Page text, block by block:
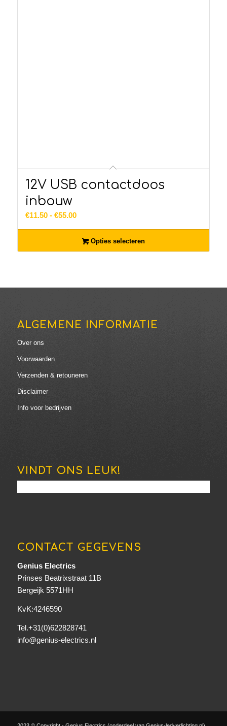
12V USB contactdoos
inbouw
€11.50 - €55.00Prijsklasse:
€11.50
tot
€55.00
Opties selecteren
ALGEMENE INFORMATIE
Over ons
Voorwaarden
Verzenden & retouneren
Disclaimer
Info voor bedrijven
VINDT ONS LEUK!
CONTACT GEGEVENS
Genius Electrics
Prinses Beatrixstraat 11B
Bergeijk 5571HH
KvK:4246590
Tel.+31(0)622828741
info@genius-electrics.nl